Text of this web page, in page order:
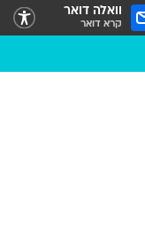
וואלה דואר
קרא דואר